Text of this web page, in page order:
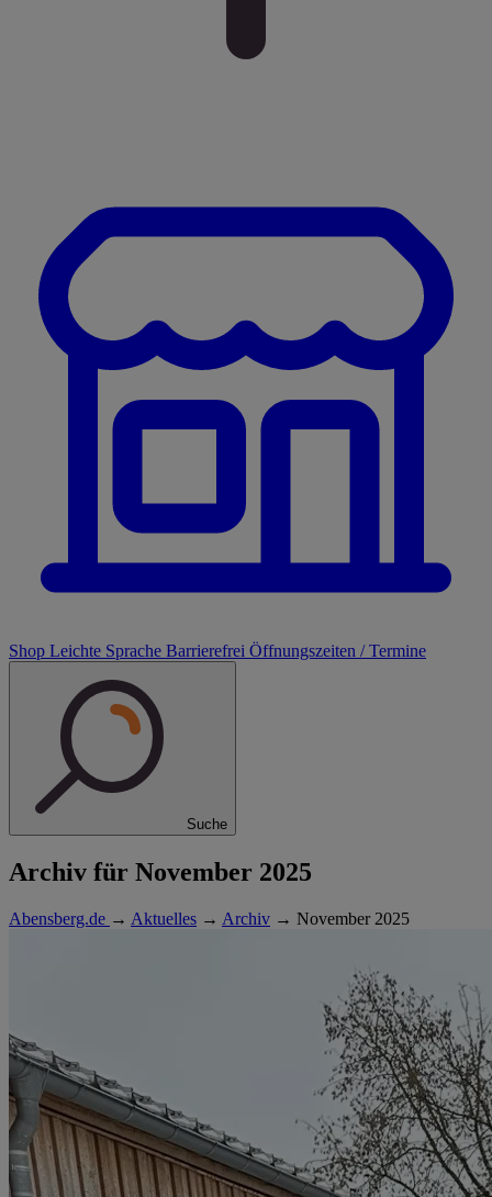
Shop Leichte Sprache Barrierefrei Öffnungszeiten / Termine
Suche
Archiv für November 2025
Abensberg.de → Aktuelles → Archiv → November 2025